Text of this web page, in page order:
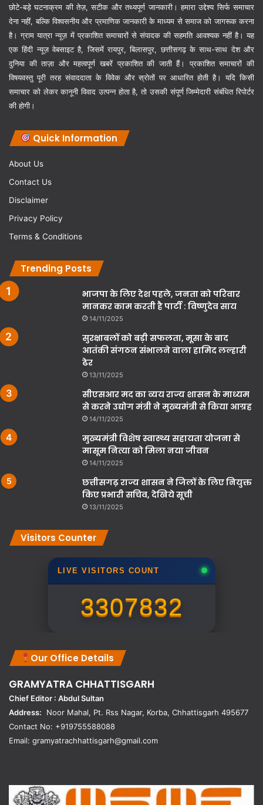
छोटे-बड़े घटनाक्रम की तेज़, सटीक और तथ्यपूर्ण जानकारी। हमारा उद्देश्य सिर्फ समाचार
देना नहीं, बल्कि विश्वसनीय और प्रमाणिक जानकारी के माध्यम से समाज को जागरूक करना
है। ग्राम यात्रा न्यूज़ में प्रकाशित समाचारों से संपादक की सहमति आवश्यक नहीं है। यह
एक हिंदी न्यूज़ वेबसाइट है, जिसमें रायपुर, बिलासपुर, छत्तीसगढ़ के साथ-साथ देश और
दुनिया की ताज़ा और महत्वपूर्ण खबरें प्रकाशित की जाती हैं। प्रकाशित समाचारों की
विषयवस्तु पूरी तरह संवाददाता के विवेक और स्रोतों पर आधारित होती है। यदि किसी
समाचार को लेकर कानूनी विवाद उत्पन्न होता है, तो उसकी संपूर्ण जिम्मेदारी संबंधित रिपोर्टर
की होगी।
Quick Information
About Us
Contact Us
Disclaimer
Privacy Policy
Terms & Conditions
Trending Posts
भाजपा के लिए देश पहले, जनता को परिवार
मानकर काम करती है पार्टी : विष्णुदेव साय
14/11/2025
सुरक्षाबलों को बड़ी सफलता, मूसा के बाद
आतंकी संगठन संभालने वाला हामिद लल्हारी
ढेर
13/11/2025
सीएसआर मद का व्यय राज्य शासन के माध्यम
से करने उद्योग मंत्री ने मुख्यमंत्री से किया आग्रह
14/11/2025
मुख्यमंत्री विशेष स्वास्थ्य सहायता योजना से
मासूम नित्या को मिला नया जीवन
14/11/2025
छत्तीसगढ़ राज्य शासन ने जिलों के लिए नियुक्त
किए प्रभारी सचिव, देखिये सूची
13/11/2025
Visitors Counter
LIVE VISITORS COUNT
3307832
Our Office Details
GRAMYATRA CHHATTISGARH
Chief Editor : Abdul Sultan
Address: Noor Mahal, Pt. Rss Nagar, Korba, Chhattisgarh 495677
Contact No: +919755588088
Email: gramyatrachhattisgarh@gmail.com